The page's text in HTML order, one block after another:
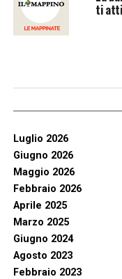
ti
Luglio 2026
Giugno 2026
Maggio 2026
Febbraio 2026
Aprile 2025
Marzo 2025
Giugno 2024
Agosto 2023
Febbraio 2023